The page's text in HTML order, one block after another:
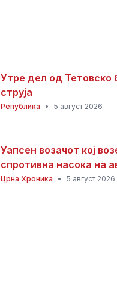
Утре дел од Тетовско
струја
Република • 5 август 2026
Уапсен возачот кој
спротивна насока на
Скопје – Велес
Црна Хроника • 5 август 2026